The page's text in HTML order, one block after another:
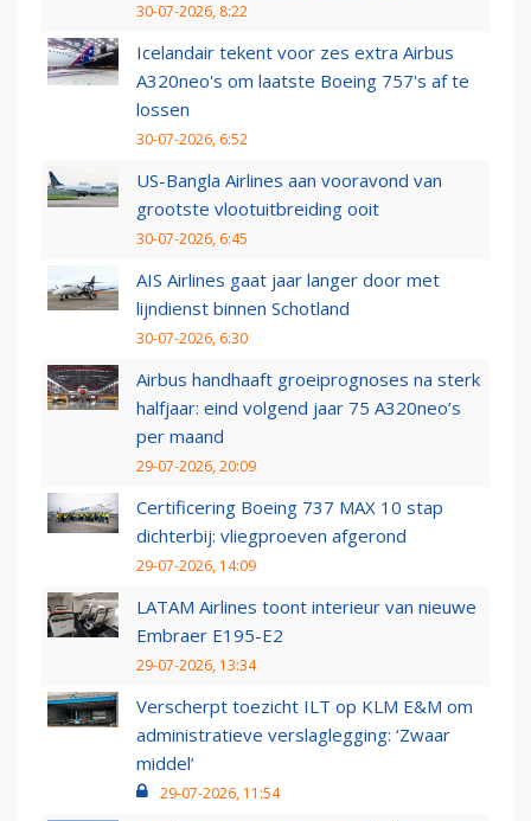
30-07-2026, 8:22
Icelandair tekent voor zes extra Airbus
A320neo's om laatste Boeing 757's af te
lossen
30-07-2026, 6:52
US-Bangla Airlines aan vooravond van
grootste vlootuitbreiding ooit
30-07-2026, 6:45
AIS Airlines gaat jaar langer door met
lijndienst binnen Schotland
30-07-2026, 6:30
Airbus handhaaft groeiprognoses na sterk
halfjaar: eind volgend jaar 75 A320neo’s
per maand
29-07-2026, 20:09
Certificering Boeing 737 MAX 10 stap
dichterbij: vliegproeven afgerond
29-07-2026, 14:09
LATAM Airlines toont interieur van nieuwe
Embraer E195-E2
29-07-2026, 13:34
Verscherpt toezicht ILT op KLM E&M om
administratieve verslaglegging: ‘Zwaar
middel’
29-07-2026, 11:54